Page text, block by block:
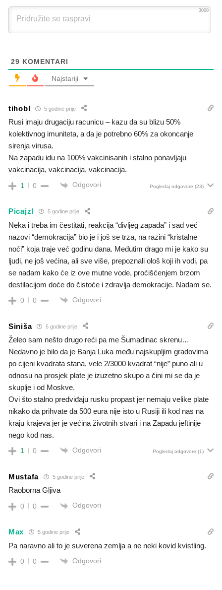
3000
29 KOMENTARI
Najstariji
tihobl 5 godine prije
Rusi imaju drugaciju racunicu – kazu da su blizu 50%
kolektivnog imuniteta, a da je potrebno 60% za okoncanje
sirenja virusa.
Na zapadu idu na 100% vakcinisanih i stalno ponavljaju
vakcinacija, vakcinacija, vakcinacija.
1 0 Odgovori Pogledaj odgovore (23)
Picajzl 5 godine prije
Neka i treba im čestitati, reakcija “divljeg zapada” i sad već
nazovi “demokracija” bio je i još se trza, na razini “kristalne
noći” koja traje već godinu dana. Međutim drago mi je kako su
ljudi, ne još većina, ali sve više, prepoznali ološ koji ih vodi, pa
se nadam kako će iz ove mutne vode, proćišćenjem brzom
destilacijom doće do čistoće i zdravlja demokracije. Nadam se.
0 0 Odgovori
Siniša 5 godine prije
Želeo sam nešto drugo reći pa me Šumadinac skrenu…
Nedavno je bilo da je Banja Luka među najskupljim gradovima
po cijeni kvadrata stana, vele 2/3000 kvadrat “nije” puno ali u
odnosu na prosjek plate je izuzetno skupo a čini mi se da je
skuplje i od Moskve.
Ovi što stalno predviđaju rusku propast jer nemaju velike plate
nikako da prihvate da 500 eura nije isto u Rusiji ili kod nas na
kraju krajeva jer je većina životnih stvari i na Zapadu jeftinije
nego kod nas.
1 0 Odgovori Pogledaj odgovore (1)
Mustafa 5 godine prije
Raoborna Gljiva
0 0 Odgovori
Max 5 godine prije
Pa naravno ali to je suverena zemlja a ne neki kovid kvistling.
0 0 Odgovori